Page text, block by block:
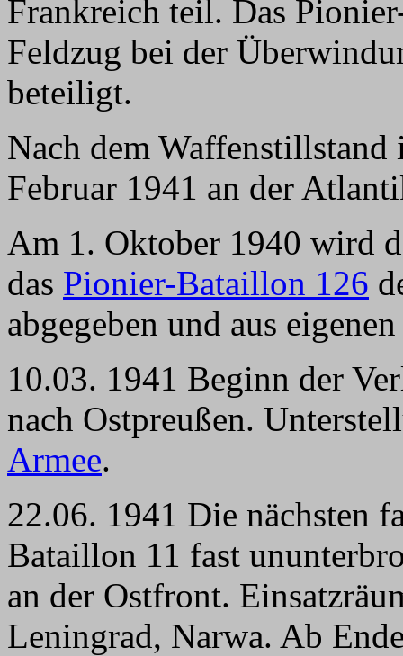
Frankreich teil. Das
Feldzug bei der
beteiligt.
Nach dem
Februar 1941 an der
Am 1. Oktober 1940 wird
das Pionier-Bataillon 126
abgegeben und aus
10.03. 1941 Beginn der
nach Ostpreußen.
Armee.
22.06. 1941 Die nächsten
Bataillon 11 fast
an der Ostfront.
Leningrad, Narwa. Ab